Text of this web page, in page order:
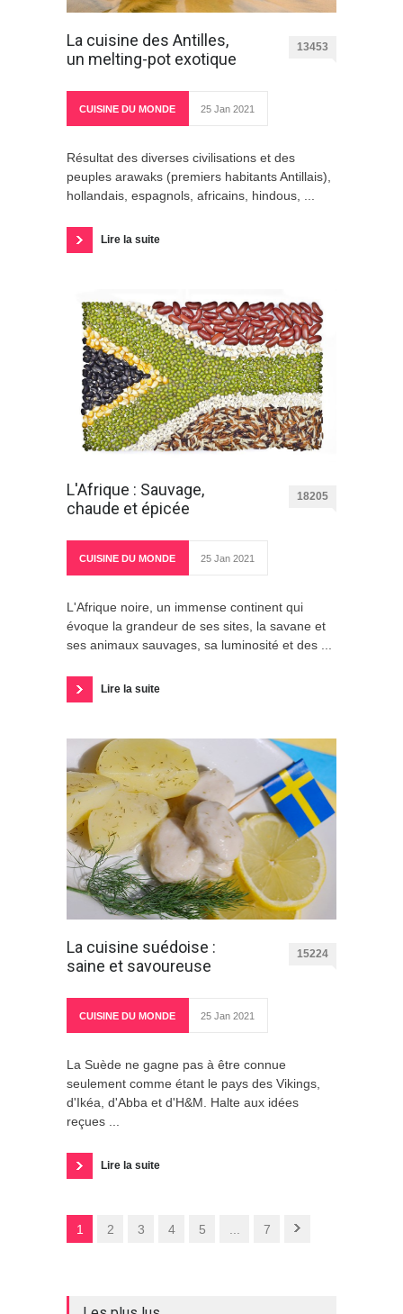
La cuisine des Antilles,
un melting-pot exotique
13453
CUISINE DU MONDE 25 Jan 2021
Résultat des diverses civilisations et des
peuples arawaks (premiers habitants Antillais),
hollandais, espagnols, africains, hindous, ...
Lire la suite
L'Afrique : Sauvage,
chaude et épicée
18205
CUISINE DU MONDE 25 Jan 2021
L'Afrique noire, un immense continent qui
évoque la grandeur de ses sites, la savane et
ses animaux sauvages, sa luminosité et des ...
Lire la suite
La cuisine suédoise :
saine et savoureuse
15224
CUISINE DU MONDE 25 Jan 2021
La Suède ne gagne pas à être connue
seulement comme étant le pays des Vikings,
d'Ikéa, d'Abba et d'H&M. Halte aux idées
reçues ...
Lire la suite
1 2 3 4 5 7